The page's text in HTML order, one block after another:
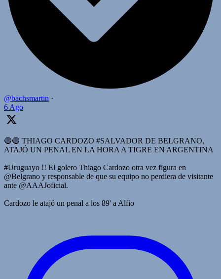
@bachsmartin ·
6 Ago
🔵🔵 THIAGO CARDOZO #SALVADOR DE BELGRANO,
ATAJÓ UN PENAL EN LA HORA A TIGRE EN ARGENTINA
#Uruguayo !! El golero Thiago Cardozo otra vez figura en
@Belgrano y responsable de que su equipo no perdiera de visitante
ante @AAAJoficial.
Cardozo le atajó un penal a los 89' a Alfio